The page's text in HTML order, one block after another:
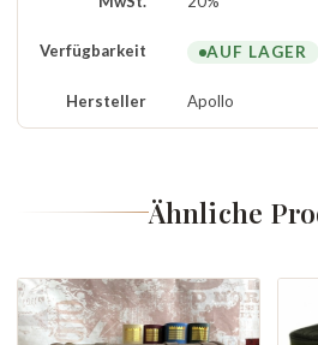
Verfügbarkeit AUF LAGER
Hersteller Apollo
Ähnliche